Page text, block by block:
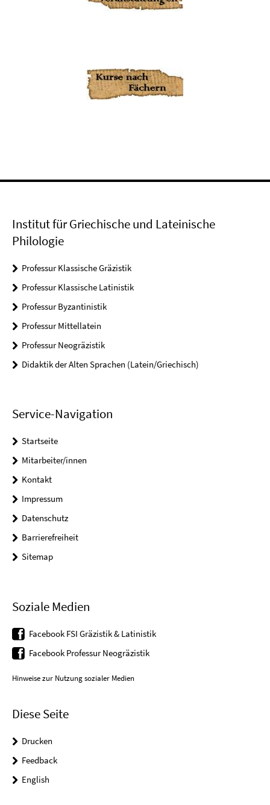
Institut für Griechische und Lateinische
Philologie
Professur Klassische Gräzistik
Professur Klassische Latinistik
Professur Byzantinistik
Professur Mittellatein
Professur Neogräzistik
Didaktik der Alten Sprachen (Latein/Griechisch)
Service-Navigation
Startseite
Mitarbeiter/innen
Kontakt
Impressum
Datenschutz
Barrierefreiheit
Sitemap
Soziale Medien
Facebook FSI Gräzistik & Latinistik
Facebook Professur Neogräzistik
Hinweise zur Nutzung sozialer Medien
Diese Seite
Drucken
Feedback
English